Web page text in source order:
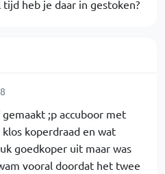
heb je daar in gestoken?
;p accuboor met
koperdraad en wat
goedkoper uit maar was
vooral doordat het twee